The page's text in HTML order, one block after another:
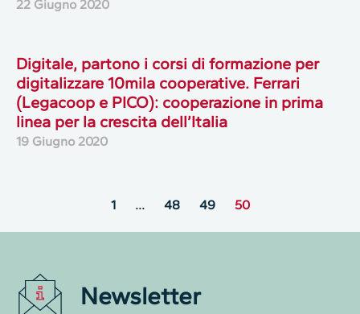
22 Giugno 2020
Digitale, partono i corsi di formazione per
digitalizzare 10mila cooperative. Ferrari
(Legacoop e PICO): cooperazione in prima
linea per la crescita dell’Italia
19 Giugno 2020
1 … 48 49 50
Newsletter